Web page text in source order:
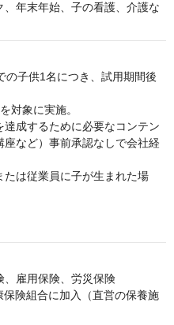
年末年始、子の看護、介護な
の子供1名につき、試用期間後
対象に実施。
成するために必要なコンテン
など）事前承認なしで会社経
は従業員に子が生まれた場
、雇用保険、労災保険
険組合に加入（直営の保養施